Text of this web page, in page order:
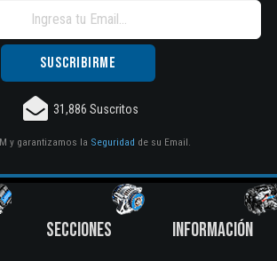
31,886 Suscritos
y garantizamos la Seguridad de su Email.
SECCIONES
INFORMACIÓN